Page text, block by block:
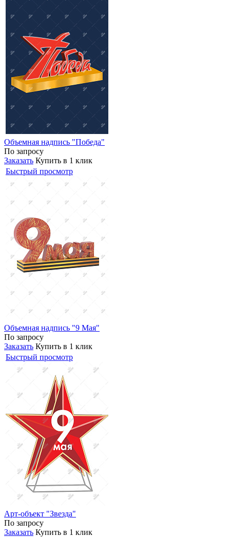
Объемная надпись "Победа"
По запросу
Заказать Купить в 1 клик
Быстрый просмотр
Объемная надпись "9 Мая"
По запросу
Заказать Купить в 1 клик
Быстрый просмотр
Арт-объект "Звезда"
По запросу
Заказать Купить в 1 клик